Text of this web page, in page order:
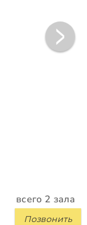
всего 2 зала
Позвонить